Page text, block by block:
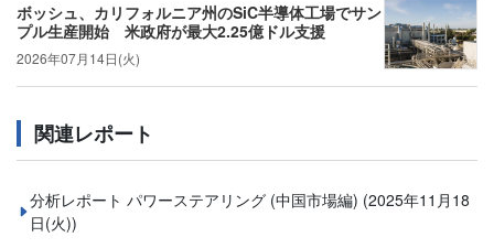
ボッシュ、カリフォルニア州のSiC半導体工場でサン
プル生産開始 米政府が最大2.25億ドル支援
2026年07月14日(火)
関連レポート
分析レポート パワーステアリング (中国市場編) (2025年11月18
日(火))